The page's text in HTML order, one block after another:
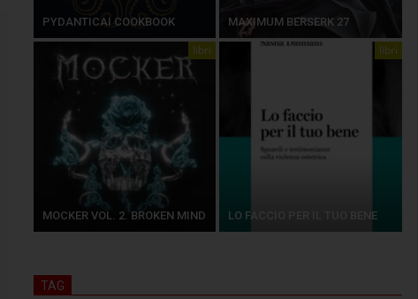
PYDANTICAI COOKBOOK MAXIMUM BERSERK 27
libri
MOCKER VOL. 2. BROKEN MIND
libri
LO FACCIO PER IL TUO BENE
TAG